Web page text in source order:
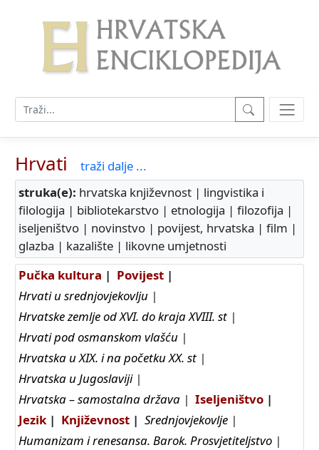
Hrvati
traži dalje ...
struka(e): hrvatska književnost | lingvistika i
filologija | bibliotekarstvo | etnologija | filozofija |
iseljeništvo | novinstvo | povijest, hrvatska | film |
glazba | kazalište | likovne umjetnosti
Pučka kultura | Povijest |
Hrvati u srednjovjekovlju |
Hrvatske zemlje od XVI. do kraja XVIII. st |
Hrvati pod osmanskom vlašću |
Hrvatska u XIX. i na početku XX. st |
Hrvatska u Jugoslaviji|
Hrvatska – samostalna država | Iseljeništvo |
Jezik| Književnost | Srednjovjekovlje |
Humanizam i renesansa. Barok. Prosvjetiteljstvo |